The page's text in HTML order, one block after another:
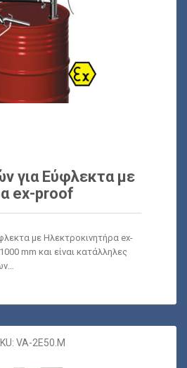
για Εύφλεκτα με
ex-proof
με Ηλεκτροκινητήρα ex-
mm και είναι κατάλληλες
VA-2E50.M